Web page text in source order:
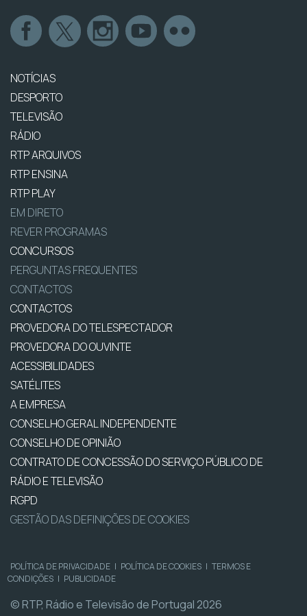
NOTÍCIAS
DESPORTO
TELEVISÃO
RÁDIO
RTP ARQUIVOS
RTP ENSINA
RTP PLAY
EM DIRETO
REVER PROGRAMAS
CONCURSOS
PERGUNTAS FREQUENTES
CONTACTOS
CONTACTOS
PROVEDORA DO TELESPECTADOR
PROVEDORA DO OUVINTE
ACESSIBILIDADES
SATÉLITES
A EMPRESA
CONSELHO GERAL INDEPENDENTE
CONSELHO DE OPINIÃO
CONTRATO DE CONCESSÃO DO SERVIÇO PÚBLICO DE
RÁDIO E TELEVISÃO
RGPD
GESTÃO DAS DEFINIÇÕES DE COOKIES
POLÍTICA DE PRIVACIDADE | POLÍTICA DE COOKIES | TERMOS E
CONDIÇÕES | PUBLICIDADE
© RTP, Rádio e Televisão de Portugal 2026